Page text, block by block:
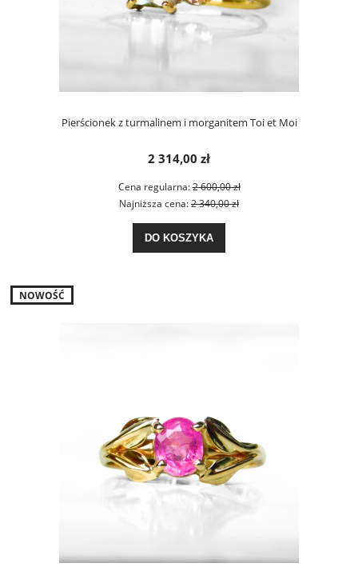
Pierścionek z turmalinem i morganitem Toi et Moi
2 314,00 zł
Cena regularna:2 600,00 zł
Najniższa cena:2 340,00 zł
DO KOSZYKA
NOWOŚĆ